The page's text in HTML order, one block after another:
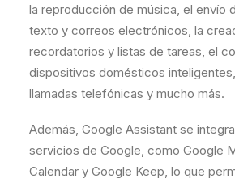
la reproducción de música, el envío
texto y correos electrónicos, la
recordatorios y listas de tareas, el
dispositivos domésticos
llamadas telefónicas y mucho más.
Además, Google Assistant se
servicios de Google, como Google
Calendar y Google Keep, lo que